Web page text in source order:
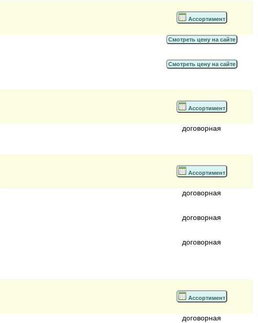
Ассортимент
Смотреть цену на сайте
Смотреть цену на сайте
Ассортимент
договорная
Ассортимент
договорная
договорная
договорная
Ассортимент
договорная